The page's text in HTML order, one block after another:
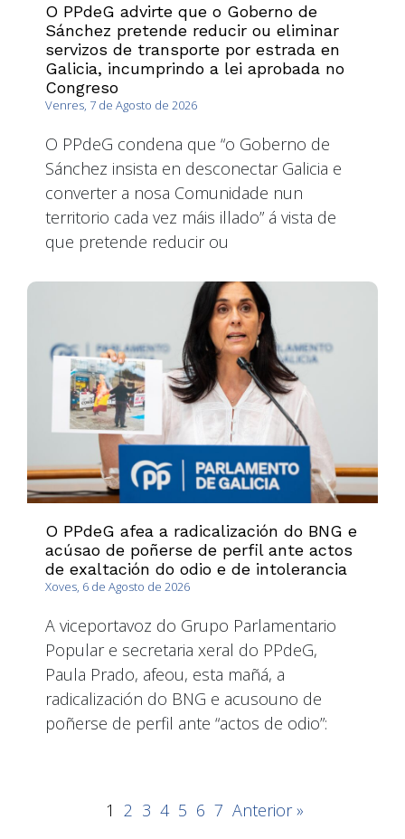
O PPdeG advirte que o Goberno de
Sánchez pretende reducir ou eliminar
servizos de transporte por estrada en
Galicia, incumprindo a lei aprobada no
Congreso
Venres, 7 de Agosto de 2026
O PPdeG condena que “o Goberno de
Sánchez insista en desconectar Galicia e
converter a nosa Comunidade nun
territorio cada vez máis illado” á vista de
que pretende reducir ou
O PPdeG afea a radicalización do BNG e
acúsao de poñerse de perfil ante actos
de exaltación do odio e de intolerancia
Xoves, 6 de Agosto de 2026
A viceportavoz do Grupo Parlamentario
Popular e secretaria xeral do PPdeG,
Paula Prado, afeou, esta mañá, a
radicalización do BNG e acusouno de
poñerse de perfil ante “actos de odio”:
1 2 3 4 5 6 7 Anterior »